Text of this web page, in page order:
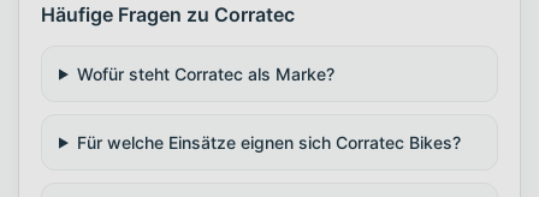
Häufige Fragen zu Corratec
Wofür steht Corratec als Marke?
Für welche Einsätze eignen sich Corratec Bikes?